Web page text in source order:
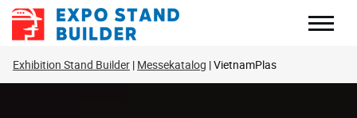
Zum
Inhalt
Exhibition Stand Builder Messekatalog VietnamPlas